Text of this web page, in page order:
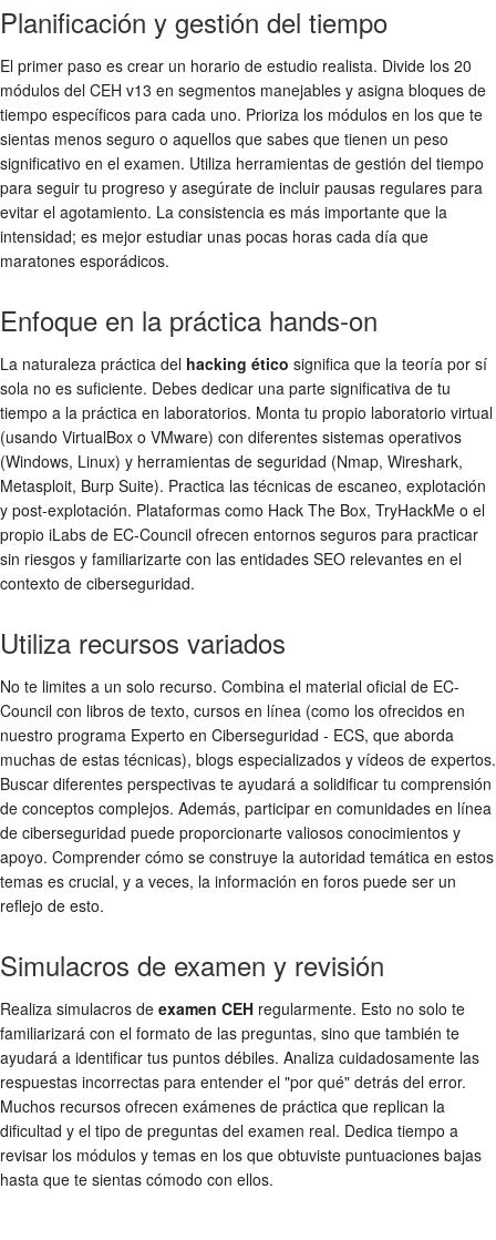
Planificación y gestión del tiempo
El primer paso es crear un horario de estudio realista. Divide los 20
módulos del CEH v13 en segmentos manejables y asigna bloques de
tiempo específicos para cada uno. Prioriza los módulos en los que te
sientas menos seguro o aquellos que sabes que tienen un peso
significativo en el examen. Utiliza herramientas de gestión del tiempo
para seguir tu progreso y asegúrate de incluir pausas regulares para
evitar el agotamiento. La consistencia es más importante que la
intensidad; es mejor estudiar unas pocas horas cada día que
maratones esporádicos.
Enfoque en la práctica hands-on
La naturaleza práctica del hacking ético significa que la teoría por sí
sola no es suficiente. Debes dedicar una parte significativa de tu
tiempo a la práctica en laboratorios. Monta tu propio laboratorio virtual
(usando VirtualBox o VMware) con diferentes sistemas operativos
(Windows, Linux) y herramientas de seguridad (Nmap, Wireshark,
Metasploit, Burp Suite). Practica las técnicas de escaneo, explotación
y post-explotación. Plataformas como Hack The Box, TryHackMe o el
propio iLabs de EC-Council ofrecen entornos seguros para practicar
sin riesgos y familiarizarte con las entidades SEO relevantes en el
contexto de ciberseguridad.
Utiliza recursos variados
No te limites a un solo recurso. Combina el material oficial de EC-
Council con libros de texto, cursos en línea (como los ofrecidos en
nuestro programa Experto en Ciberseguridad - ECS, que aborda
muchas de estas técnicas), blogs especializados y vídeos de expertos.
Buscar diferentes perspectivas te ayudará a solidificar tu comprensión
de conceptos complejos. Además, participar en comunidades en línea
de ciberseguridad puede proporcionarte valiosos conocimientos y
apoyo. Comprender cómo se construye la autoridad temática en estos
temas es crucial, y a veces, la información en foros puede ser un
reflejo de esto.
Simulacros de examen y revisión
Realiza simulacros de examen CEH regularmente. Esto no solo te
familiarizará con el formato de las preguntas, sino que también te
ayudará a identificar tus puntos débiles. Analiza cuidadosamente las
respuestas incorrectas para entender el "por qué" detrás del error.
Muchos recursos ofrecen exámenes de práctica que replican la
dificultad y el tipo de preguntas del examen real. Dedica tiempo a
revisar los módulos y temas en los que obtuviste puntuaciones bajas
hasta que te sientas cómodo con ellos.